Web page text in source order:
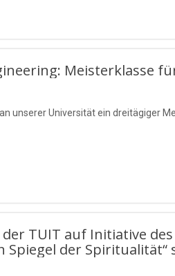
Meisterklasse
unserer Universität ein dreitägiger
TUIT auf Initiative
Spiegel der Spiritualität“